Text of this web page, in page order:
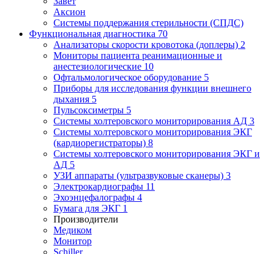
Аксион
Системы поддержания стерильности (СПДС)
Функциональная диагностика 70
Анализаторы скорости кровотока (доплеры) 2
Мониторы пациента реанимационные и
анестезиологические 10
Офтальмологическое оборудование 5
Приборы для исследования функции внешнего
дыхания 5
Пульсоксиметры 5
Системы холтеровского мониторирования АД 3
Системы холтеровского мониторирования ЭКГ
(кардиорегистраторы) 8
Системы холтеровского мониторирования ЭКГ и
АД 5
УЗИ аппараты (ультразвуковые сканеры) 3
Электрокардиографы 11
Эхоэнцефалографы 4
Бумага для ЭКГ 1
Производители
Медиком
Монитор
Schiller